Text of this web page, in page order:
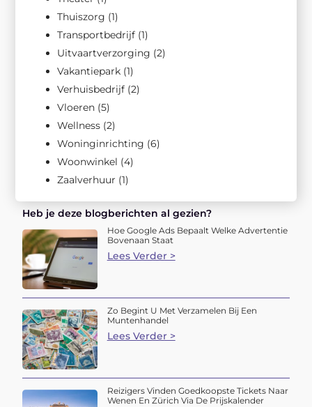
Thuiszorg (1)
Transportbedrijf (1)
Uitvaartverzorging (2)
Vakantiepark (1)
Verhuisbedrijf (2)
Vloeren (5)
Wellness (2)
Woninginrichting (6)
Woonwinkel (4)
Zaalverhuur (1)
Heb je deze blogberichten al gezien?
Hoe Google Ads Bepaalt Welke Advertentie
Bovenaan Staat
Lees Verder >
Zo Begint U Met Verzamelen Bij Een
Muntenhandel
Lees Verder >
Reizigers Vinden Goedkoopste Tickets Naar
Wenen En Zürich Via De Prijskalender